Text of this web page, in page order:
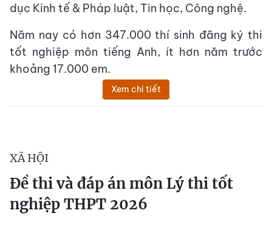
dục Kinh tế & Pháp luật, Tin học, Công nghệ.
Năm nay có hơn 347.000 thí sinh đăng ký thi
tốt nghiệp môn tiếng Anh, ít hơn năm trước
khoảng 17.000 em.
Xem chi tiết
XÃ HỘI
Đề thi và đáp án môn Lý thi tốt
nghiệp THPT 2026